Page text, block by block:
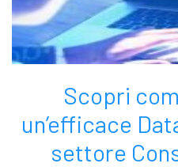
Scopri
un’efficace
settore